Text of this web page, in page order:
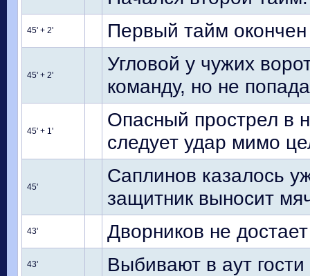
45' + 2' Первый тайм окончен
45' + 2'
Угловой у чужих
команду, но не
45' + 1'
Опасный прострел в
следует удар мимо
45'
Саплинов казалось
защитник выносит
43' Дворников не
43' Выбивают в аут